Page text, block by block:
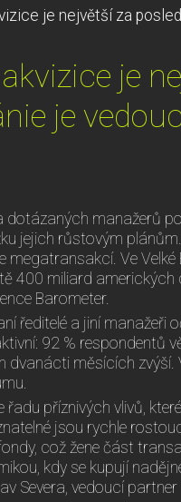
je největší za
je
je
dotázaných manažerů
jejich růstovým
megatransakcí. Ve Velké
400 miliard amerických
Barometer.
ředitelé a jiní manažeři
92 % respondentů
dvanácti měsících
řadu příznivých vlivů,
jsou rychle
což žene část
kdy se kupují
Severa, vedoucí